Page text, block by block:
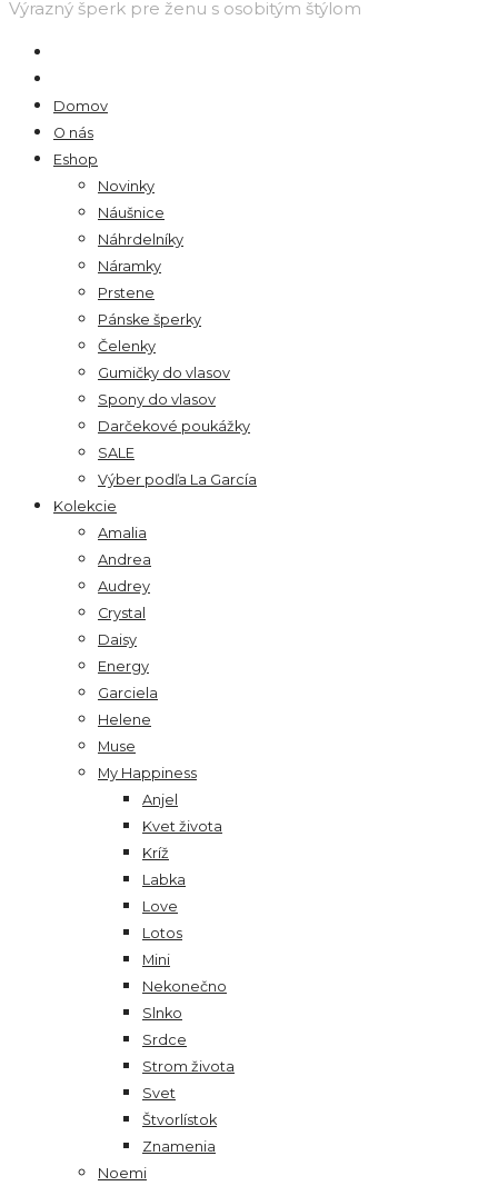
Výrazný šperk pre ženu s osobitým štýlom
Domov
O nás
Eshop
Novinky
Náušnice
Náhrdelníky
Náramky
Prstene
Pánske šperky
Čelenky
Gumičky do vlasov
Spony do vlasov
Darčekové poukážky
SALE
Výber podľa La García
Kolekcie
Amalia
Andrea
Audrey
Crystal
Daisy
Energy
Garciela
Helene
Muse
My Happiness
Anjel
Kvet života
Kríž
Labka
Love
Lotos
Mini
Nekonečno
Slnko
Srdce
Strom života
Svet
Štvorlístok
Znamenia
Noemi